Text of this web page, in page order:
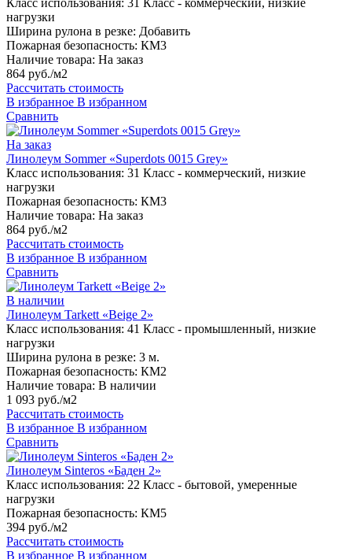
Класс использования: 31 Класс - коммерческий, низкие
нагрузки
Ширина рулона в резке: Добавить
Пожарная безопасность: КМ3
Наличие товара: На заказ
864 руб./м2
Рассчитать стоимость
В избранное В избранном
Сравнить
На заказ
Линолеум Sommer «Superdots 0015 Grey»
Класс использования: 31 Класс - коммерческий, низкие
нагрузки
Пожарная безопасность: КМ3
Наличие товара: На заказ
864 руб./м2
Рассчитать стоимость
В избранное В избранном
Сравнить
В наличии
Линолеум Tarkett «Beige 2»
Класс использования: 41 Класс - промышленный, низкие
нагрузки
Ширина рулона в резке: 3 м.
Пожарная безопасность: КМ2
Наличие товара: В наличии
1 093 руб./м2
Рассчитать стоимость
В избранное В избранном
Сравнить
Линолеум Sinteros «Баден 2»
Класс использования: 22 Класс - бытовой, умеренные
нагрузки
Пожарная безопасность: КМ5
394 руб./м2
Рассчитать стоимость
В избранное В избранном